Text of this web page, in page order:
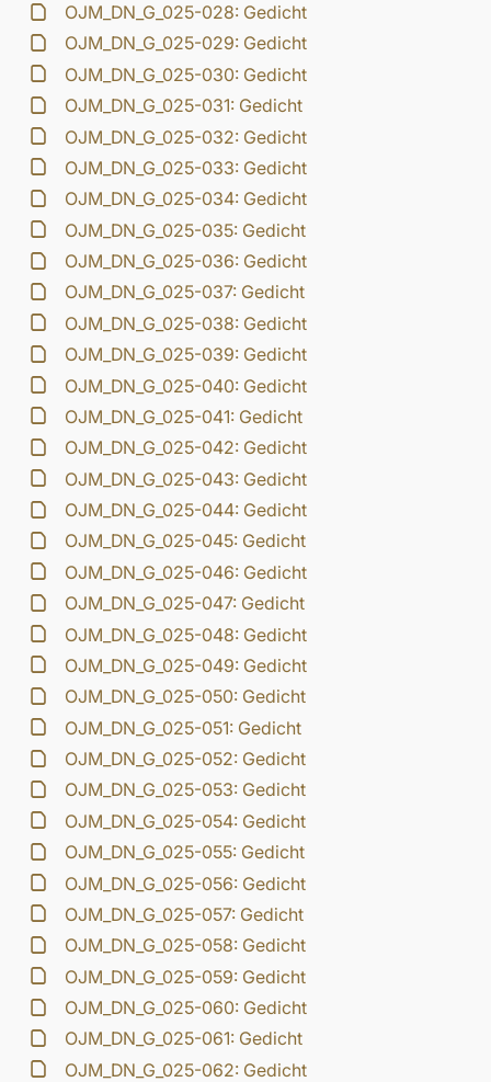
OJM_DN_G_025-028: Gedicht
OJM_DN_G_025-029: Gedicht
OJM_DN_G_025-030: Gedicht
OJM_DN_G_025-031: Gedicht
OJM_DN_G_025-032: Gedicht
OJM_DN_G_025-033: Gedicht
OJM_DN_G_025-034: Gedicht
OJM_DN_G_025-035: Gedicht
OJM_DN_G_025-036: Gedicht
OJM_DN_G_025-037: Gedicht
OJM_DN_G_025-038: Gedicht
OJM_DN_G_025-039: Gedicht
OJM_DN_G_025-040: Gedicht
OJM_DN_G_025-041: Gedicht
OJM_DN_G_025-042: Gedicht
OJM_DN_G_025-043: Gedicht
OJM_DN_G_025-044: Gedicht
OJM_DN_G_025-045: Gedicht
OJM_DN_G_025-046: Gedicht
OJM_DN_G_025-047: Gedicht
OJM_DN_G_025-048: Gedicht
OJM_DN_G_025-049: Gedicht
OJM_DN_G_025-050: Gedicht
OJM_DN_G_025-051: Gedicht
OJM_DN_G_025-052: Gedicht
OJM_DN_G_025-053: Gedicht
OJM_DN_G_025-054: Gedicht
OJM_DN_G_025-055: Gedicht
OJM_DN_G_025-056: Gedicht
OJM_DN_G_025-057: Gedicht
OJM_DN_G_025-058: Gedicht
OJM_DN_G_025-059: Gedicht
OJM_DN_G_025-060: Gedicht
OJM_DN_G_025-061: Gedicht
OJM_DN_G_025-062: Gedicht